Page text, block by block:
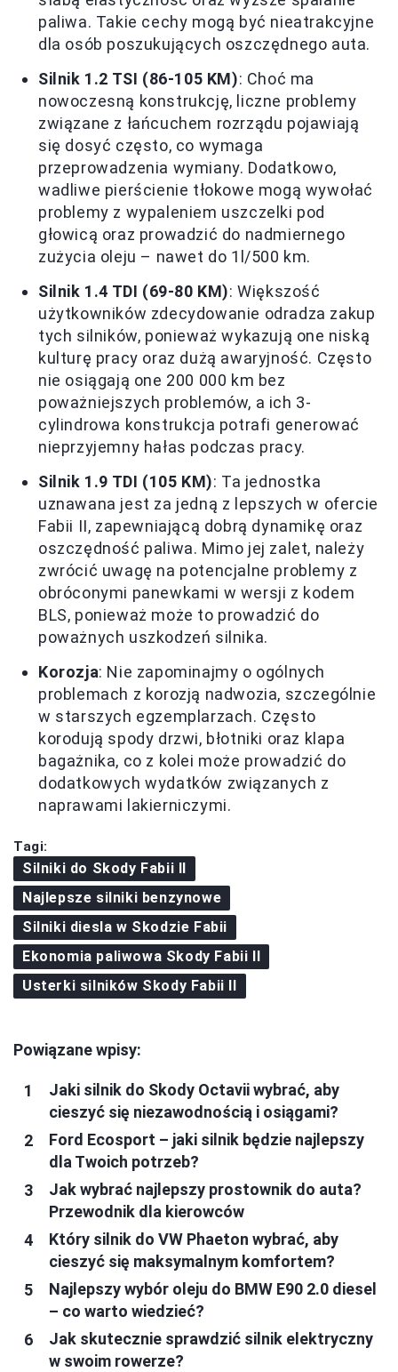
paliwa. Takie cechy mogą być nieatrakcyjne
dla osób poszukujących oszczędnego auta.
Silnik 1.2 TSI (86-105 KM): Choć ma
nowoczesną konstrukcję, liczne problemy
związane z łańcuchem rozrządu pojawiają
się dosyć często, co wymaga
przeprowadzenia wymiany. Dodatkowo,
wadliwe pierścienie tłokowe mogą wywołać
problemy z wypaleniem uszczelki pod
głowicą oraz prowadzić do nadmiernego
zużycia oleju – nawet do 1l/500 km.
Silnik 1.4 TDI (69-80 KM): Większość
użytkowników zdecydowanie odradza zakup
tych silników, ponieważ wykazują one niską
kulturę pracy oraz dużą awaryjność. Często
nie osiągają one 200 000 km bez
poważniejszych problemów, a ich 3-
cylindrowa konstrukcja potrafi generować
nieprzyjemny hałas podczas pracy.
Silnik 1.9 TDI (105 KM): Ta jednostka
uznawana jest za jedną z lepszych w ofercie
Fabii II, zapewniającą dobrą dynamikę oraz
oszczędność paliwa. Mimo jej zalet, należy
zwrócić uwagę na potencjalne problemy z
obróconymi panewkami w wersji z kodem
BLS, ponieważ może to prowadzić do
poważnych uszkodzeń silnika.
Korozja: Nie zapominajmy o ogólnych
problemach z korozją nadwozia, szczególnie
w starszych egzemplarzach. Często
korodują spody drzwi, błotniki oraz klapa
bagażnika, co z kolei może prowadzić do
dodatkowych wydatków związanych z
naprawami lakierniczymi.
Tagi:
Silniki do Skody Fabii II
Najlepsze silniki benzynowe
Silniki diesla w Skodzie Fabii
Ekonomia paliwowa Skody Fabii II
Usterki silników Skody Fabii II
Powiązane wpisy:
Jaki silnik do Skody Octavii wybrać, aby
cieszyć się niezawodnością i osiągami?
Ford Ecosport – jaki silnik będzie najlepszy
dla Twoich potrzeb?
Jak wybrać najlepszy prostownik do auta?
Przewodnik dla kierowców
Który silnik do VW Phaeton wybrać, aby
cieszyć się maksymalnym komfortem?
Najlepszy wybór oleju do BMW E90 2.0 diesel
– co warto wiedzieć?
Jak skutecznie sprawdzić silnik elektryczny
w swoim rowerze?